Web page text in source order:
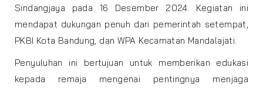
Sindangjaya pada 16 Desember 2024. Kegiatan ini
mendapat dukungan penuh dari pemerintah setempat,
PKBI Kota Bandung, dan WPA Kecamatan Mandalajati.
Penyuluhan ini bertujuan untuk memberikan edukasi
kepada remaja mengenai pentingnya menjaga